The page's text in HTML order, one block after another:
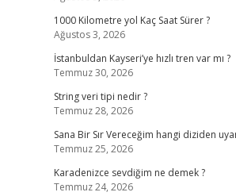
1000 Kilometre yol Kaç Saat Sürer ?
Ağustos 3, 2026
İstanbuldan Kayseri’ye hızlı tren var mı ?
Temmuz 30, 2026
String veri tipi nedir ?
Temmuz 28, 2026
Sana Bir Sır Vereceğim hangi diziden
Temmuz 25, 2026
Karadenizce sevdiğim ne demek ?
Temmuz 24, 2026